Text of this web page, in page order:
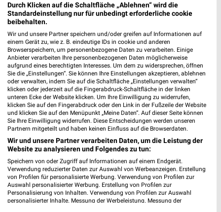
Sonderpreis Baumarkt Prospekte & Angebote für
Sport 2000 Prospekte, Angebote & Aktionen
SportScheck Prospekte, Angebote & Aktionen
für Kassel
Stabilo Fachmarkt Prospekte & Angebote für
Alsfeld
Durch Klicken auf die Schaltfläche „Ablehnen“ wird die
Standardeinstellung nur für unbedingt erforderliche cookie
beibehalten.
Wir und unsere Partner speichern und/oder greifen auf Informationen auf
einem Gerät zu, wie z. B. eindeutige IDs in cookie und anderen
Browserspeichern, um personenbezogene Daten zu verarbeiten. Einige
Anbieter verarbeiten Ihre personenbezogenen Daten möglicherweise
aufgrund eines berechtigten Interesses. Um dem zu widersprechen, öffnen
Sie die „Einstellungen“. Sie können Ihre Einstellungen akzeptieren, ablehnen
oder verwalten, indem Sie auf die Schaltfläche „Einstellungen verwalten“
klicken oder jederzeit auf die Fingerabdruck-Schaltfläche in der linken
unteren Ecke der Website klicken. Um Ihre Einwilligung zu widerrufen,
klicken Sie auf den Fingerabdruck oder den Link in der Fußzeile der Website
und klicken Sie auf den Menüpunkt „Meine Daten“. Auf dieser Seite können
Sie Ihre Einwilligung widerrufen. Diese Entscheidungen werden unseren
Partnern mitgeteilt und haben keinen Einfluss auf die Browserdaten.
Wir und unsere Partner verarbeiten Daten, um die Leistung der
Website zu analysieren und Folgendes zu tun:
Speichern von oder Zugriff auf Informationen auf einem Endgerät.
Verwendung reduzierter Daten zur Auswahl von Werbeanzeigen. Erstellung
von Profilen für personalisierte Werbung. Verwendung von Profilen zur
Auswahl personalisierter Werbung. Erstellung von Profilen zur
Personalisierung von Inhalten. Verwendung von Profilen zur Auswahl
personalisierter Inhalte. Messung der Werbeleistung. Messung der